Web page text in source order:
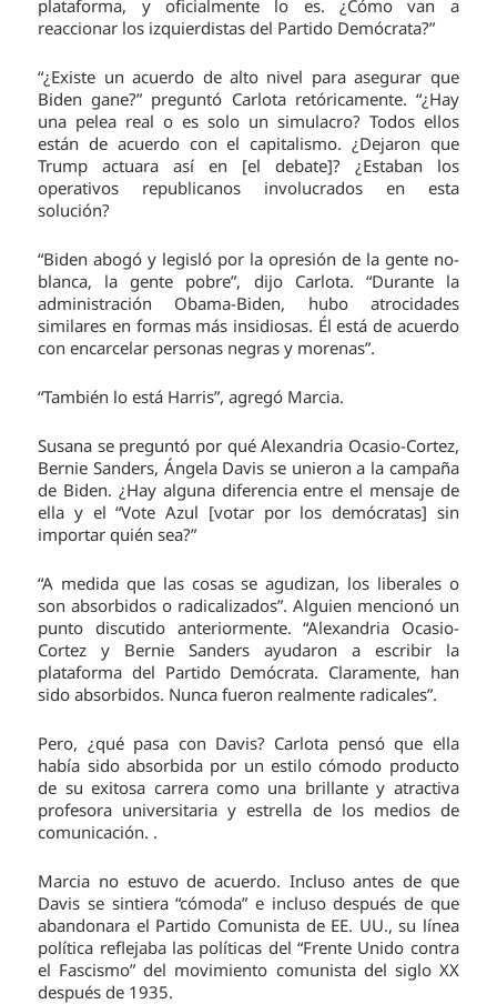
plataforma, y oficialmente lo es. ¿Cómo van a
reaccionar los izquierdistas del Partido Demócrata?”
“¿Existe un acuerdo de alto nivel para asegurar que
Biden gane?” preguntó Carlota retóricamente. “¿Hay
una pelea real o es solo un simulacro? Todos ellos
están de acuerdo con el capitalismo. ¿Dejaron que
Trump actuara así en [el debate]? ¿Estaban los
operativos republicanos involucrados en esta
solución?
“Biden abogó y legisló por la opresión de la gente no-
blanca, la gente pobre”, dijo Carlota. “Durante la
administración Obama-Biden, hubo atrocidades
similares en formas más insidiosas. Él está de acuerdo
con encarcelar personas negras y morenas”.
“También lo está Harris”, agregó Marcia.
Susana se preguntó por qué Alexandria Ocasio-Cortez,
Bernie Sanders, Ángela Davis se unieron a la campaña
de Biden. ¿Hay alguna diferencia entre el mensaje de
ella y el “Vote Azul [votar por los demócratas] sin
importar quién sea?”
“A medida que las cosas se agudizan, los liberales o
son absorbidos o radicalizados”. Alguien mencionó un
punto discutido anteriormente. “Alexandria Ocasio-
Cortez y Bernie Sanders ayudaron a escribir la
plataforma del Partido Demócrata. Claramente, han
sido absorbidos. Nunca fueron realmente radicales”.
Pero, ¿qué pasa con Davis? Carlota pensó que ella
había sido absorbida por un estilo cómodo producto
de su exitosa carrera como una brillante y atractiva
profesora universitaria y estrella de los medios de
comunicación. .
Marcia no estuvo de acuerdo. Incluso antes de que
Davis se sintiera “cómoda” e incluso después de que
abandonara el Partido Comunista de EE. UU., su línea
política reflejaba las políticas del “Frente Unido contra
el Fascismo” del movimiento comunista del siglo XX
después de 1935.